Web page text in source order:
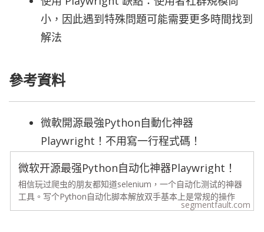
小，因此遇到特殊問題可能需要更多時間找到
解法
參考資料
微軟開源最強Python自動化神器
Playwright！不用寫一行程式碼！
微软开源最强Python自动化神器Playwright！
不用写一行代码！ - SegmentFault 思否
相信玩过爬虫的朋友都知道selenium，一个自动化测试的神器
工具。写个Python自动化脚本解放双手基本上是常规的操作
了，爬虫爬不了的，就用自动化测试凑一凑。segmentfault.com